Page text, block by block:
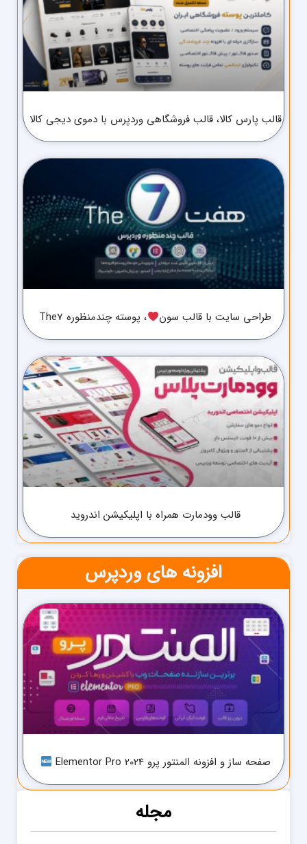
قالب پارس کالا، قالب فروشگاهی وردپرس با دموی دیجی کالا
طراحی سایت با قالب سون ، پوسته چندمنظوره The7
قالب وودمارت همراه با اپلیکیشن اندروید
افزونه های وردپرس
صفحه ساز و افزونه المنتور پرو Elementor Pro 2024
مجله